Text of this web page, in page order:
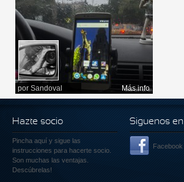
por Sandoval Más info
Hazte socio
Pincha aquí y sigue las
instrucciones para hacerte socio.
Son muchas las ventajas.
Descúbrelas!
Siguenos en
Facebook